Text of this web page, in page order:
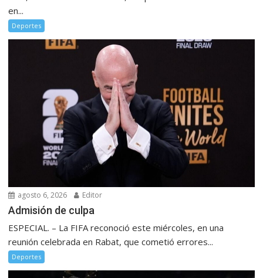
en...
Deportes
agosto 6, 2026 Editor
Admisión de culpa
ESPECIAL. – La FIFA reconoció este miércoles, en una
reunión celebrada en Rabat, que cometió errores...
Deportes